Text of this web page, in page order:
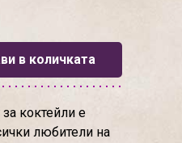
в количката
коктейли е
любители на